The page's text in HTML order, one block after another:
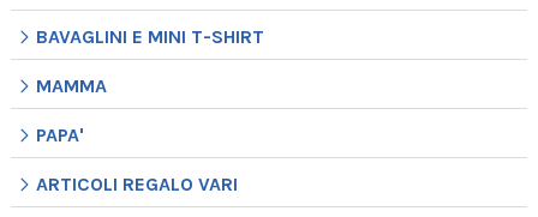
BAVAGLINI E MINI T-SHIRT
MAMMA
PAPA'
ARTICOLI REGALO VARI